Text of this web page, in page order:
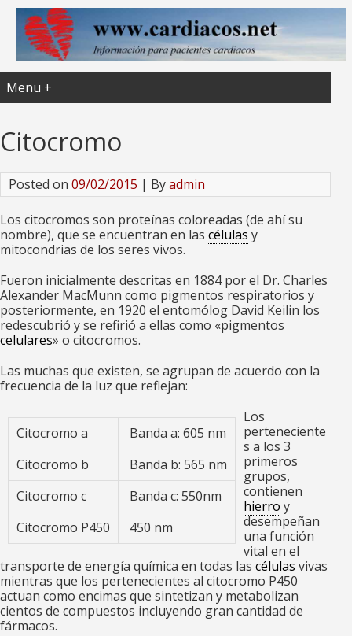
Menu +
Citocromo
Posted on 09/02/2015 | Byadmin
Los citocromos son proteínas coloreadas (de ahí su
nombre), que se encuentran en las células y
mitocondrias de los seres vivos.
Fueron inicialmente descritas en 1884 por el Dr. Charles
Alexander MacMunn como pigmentos respiratorios y
posteriormente, en 1920 el entomólog David Keilin los
redescubrió y se refirió a ellas como «pigmentos
celulares» o citocromos.
Las muchas que existen, se agrupan de acuerdo con la
frecuencia de la luz que reflejan:
Citocromo a
Banda a: 605 nm
Citocromo b
Banda b: 565 nm
Citocromo c
Banda c: 550nm
Citocromo P450
450 nm
Los
perteneciente
s a los 3
primeros
grupos,
contienen
hierro y
desempeñan
una función
vital en el
transporte de energía química en todas las células vivas
mientras que los pertenecientes al citocromo P450
actuan como encimas que sintetizan y metabolizan
cientos de compuestos incluyendo gran cantidad de
fármacos.